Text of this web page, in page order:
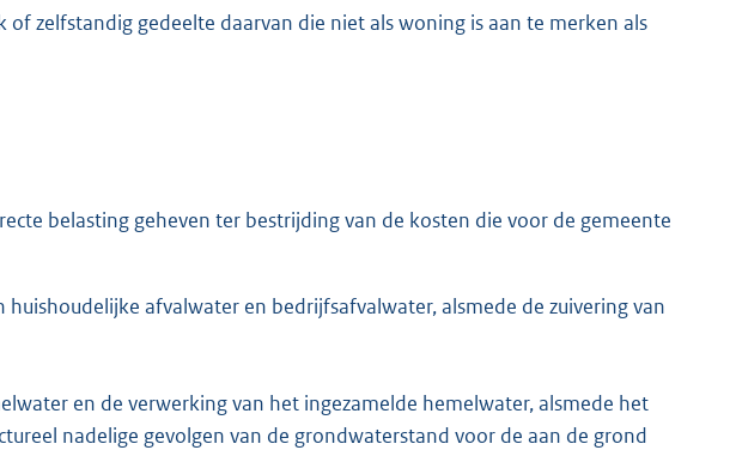
zelfstandig gedeelte daarvan die niet als woning is aan te merken als
belasting geheven ter bestrijding van de kosten die voor de gemeente
afvalwater en bedrijfsafvalwater, alsmede de zuivering van
en de verwerking van het ingezamelde hemelwater, alsmede het
nadelige gevolgen van de grondwaterstand voor de aan de grond